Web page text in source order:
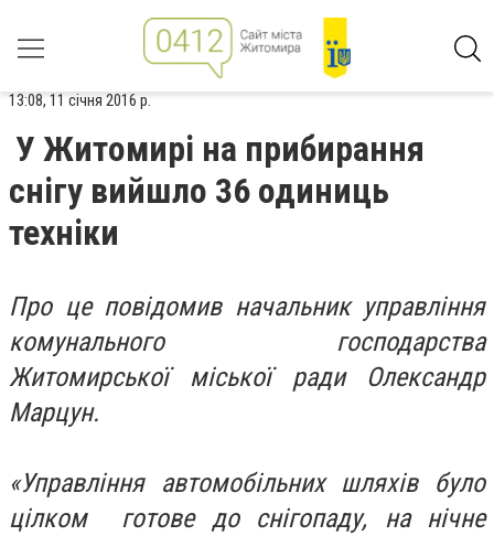
13:08, 11 січня 2016 р.
У Житомирі на прибирання
снігу вийшло 36 одиниць
техніки
Про це повідомив начальник управління
комунального господарства
Житомирської міської ради Олександр
Марцун.
«Управління автомобільних шляхів було
цілком готове до снігопаду, на нічне